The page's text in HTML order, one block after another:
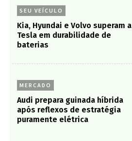
SEU VEÍCULO
Kia, Hyundai e Volvo superam a
Tesla em durabilidade de
baterias
MERCADO
Audi prepara guinada híbrida
após reflexos de estratégia
puramente elétrica